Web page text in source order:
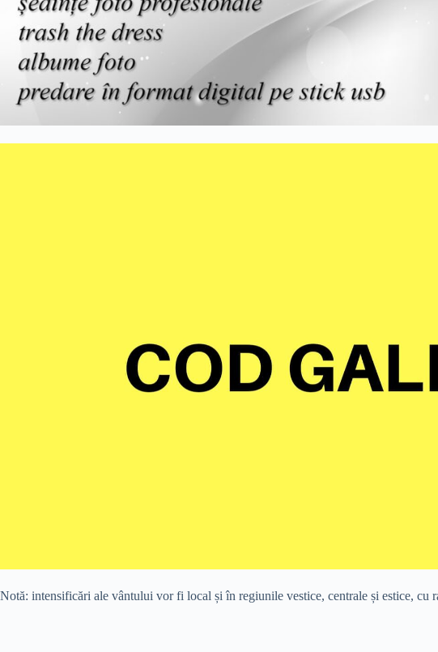
Notă: intensificări ale vântului vor fi local și în regiunile vestice, centrale și estice,